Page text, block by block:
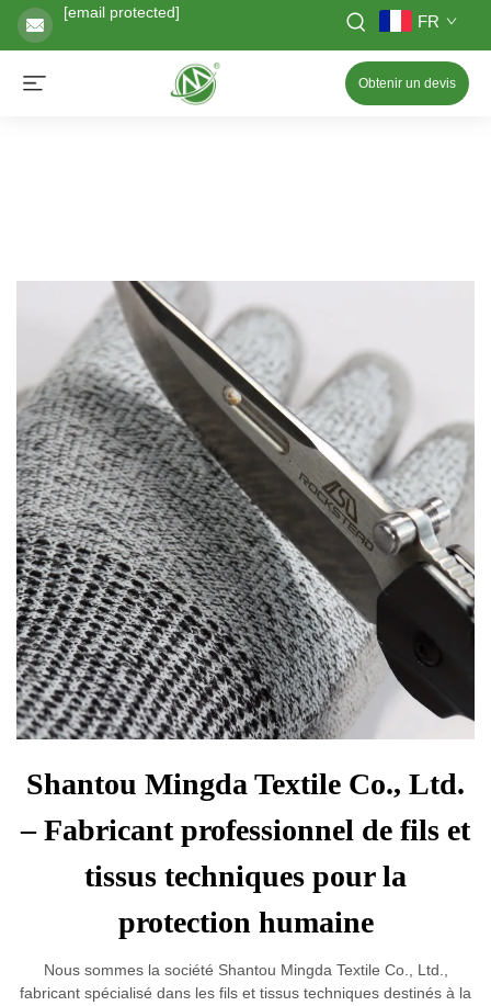
[email protected] FR
Obtenir un devis
Shantou Mingda Textile Co., Ltd.
– Fabricant professionnel de fils et
tissus techniques pour la
protection humaine
Nous sommes la société Shantou Mingda Textile Co., Ltd.,
fabricant spécialisé dans les fils et tissus techniques destinés à la